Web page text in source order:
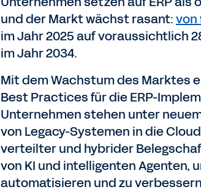
und der Markt wächst rasant:von
im Jahr 2025 auf voraussichtlich
im Jahr 2034.
Mit dem Wachstum des Marktes
Best Practices für die ERP-
Unternehmen stehen unter
von Legacy-Systemen in die
verteilter und hybrider
von KI und intelligenten Agenten,
automatisieren und zu